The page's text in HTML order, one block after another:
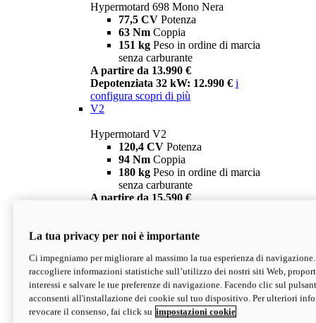
Hypermotard 698 Mono Nera
77,5 CV Potenza
63 Nm Coppia
151 kg Peso in ordine di marcia
senza carburante
A partire da 13.990 €
Depotenziata 32 kW: 12.990 € i
configura scopri di più
V2
Hypermotard V2
120,4 CV Potenza
94 Nm Coppia
180 kg Peso in ordine di marcia
senza carburante
A partire da 15.590 €
V2 SP
Hypermotard V2 SP
120,4 CVPotenza
94 NmCoppia
177 kgPeso in ordine di marcia
senza carburante
La tua privacy per noi è importante
Ci impegniamo per migliorare al massimo la tua esperienza di
raccogliere informazioni statistiche sull’utilizzo dei nostri siti Web,
interessi e salvare le tue preferenze di navigazione. Facendo clic sul
acconsenti all'installazione dei cookie sul tuo dispositivo. Per ulteriori
revocare il consenso, fai click su impostazioni cookie